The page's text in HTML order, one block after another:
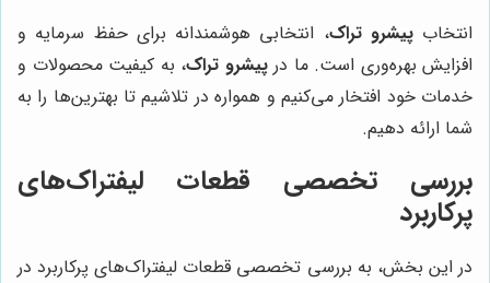
انتخابپیشرو تراک، انتخابی هوشمندانه برای حفظ سرمایه و
افزایش بهره‌وری است. ما درپیشرو تراک، به کیفیت محصولات و
خدمات خود افتخار می‌کنیم و همواره در تلاشیم تا بهترین‌ها را به
شما ارائه دهیم.
بررسی تخصصی قطعات لیفتراک‌های
پرکاربرد
در این بخش، به بررسی تخصصی قطعات لیفتراک‌های پرکاربرد در